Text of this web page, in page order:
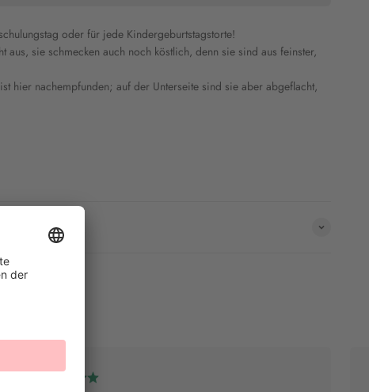
oder für jede Kindergeburtstagstorte!
aus, sie schmecken auch noch köstlich, denn sie sind aus feinster,
hier nachempfunden; auf der Unterseite sind sie aber abgeflacht,